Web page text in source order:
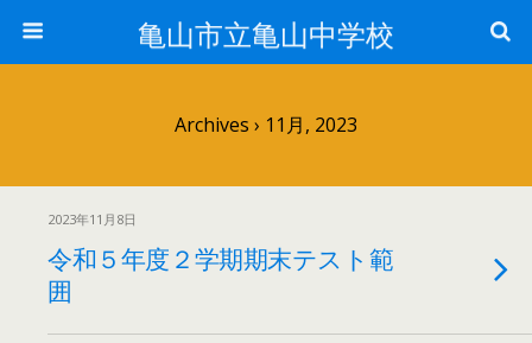
亀山市立亀山中学校
Archives › 11月, 2023
2023年11月8日
令和５年度２学期期末テスト範
囲